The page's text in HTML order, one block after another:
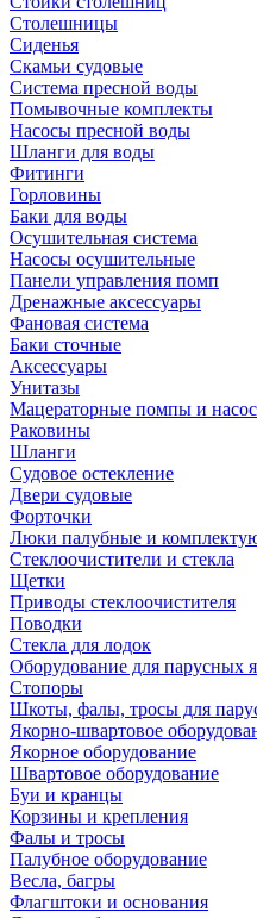
Столешницы
Сиденья
Скамьи судовые
Система пресной воды
Помывочные комплекты
Насосы пресной воды
Шланги для воды
Фитинги
Горловины
Баки для воды
Осушительная система
Насосы осушительные
Панели управления помп
Дренажные аксессуары
Фановая система
Баки сточные
Аксессуары
Унитазы
Мацераторные помпы и
Раковины
Шланги
Судовое остекление
Двери судовые
Форточки
Люки палубные и
Стеклоочистители и стекла
Щетки
Приводы стеклоочистителя
Поводки
Стекла для лодок
Оборудование для парусных
Стопоры
Шкоты, фалы, тросы для
Якорно-швартовое
Якорное оборудование
Швартовое оборудование
Буи и кранцы
Корзины и крепления
Фалы и тросы
Палубное оборудование
Весла, багры
Флагштоки и основания